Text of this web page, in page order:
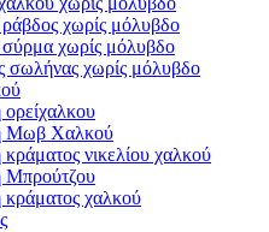
χωρίς μόλυβδο
χωρίς μόλυβδο
σωλήνας χωρίς μόλυβδο
Μωβ Χαλκού
νικελίου χαλκού
Μπρούτζου
χαλκού